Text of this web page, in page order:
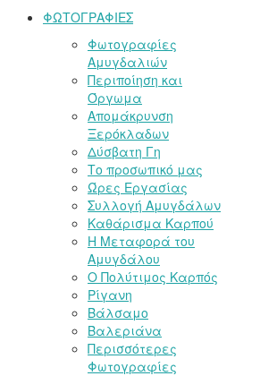
ΦΩΤΟΓΡΑΦΙΕΣ
Φωτογραφίες
Αμυγδαλιών
Περιποίηση και
Όργωμα
Απομάκρυνση
Ξερόκλαδων
Δύσβατη Γη
Το προσωπικό μας
Ώρες Εργασίας
Συλλογή Αμυγδάλων
Καθάρισμα Καρπού
Η Μεταφορά του
Αμυγδάλου
Ο Πολύτιμος Καρπός
Ρίγανη
Βάλσαμο
Βαλεριάνα
Περισσότερες
Φωτογραφίες